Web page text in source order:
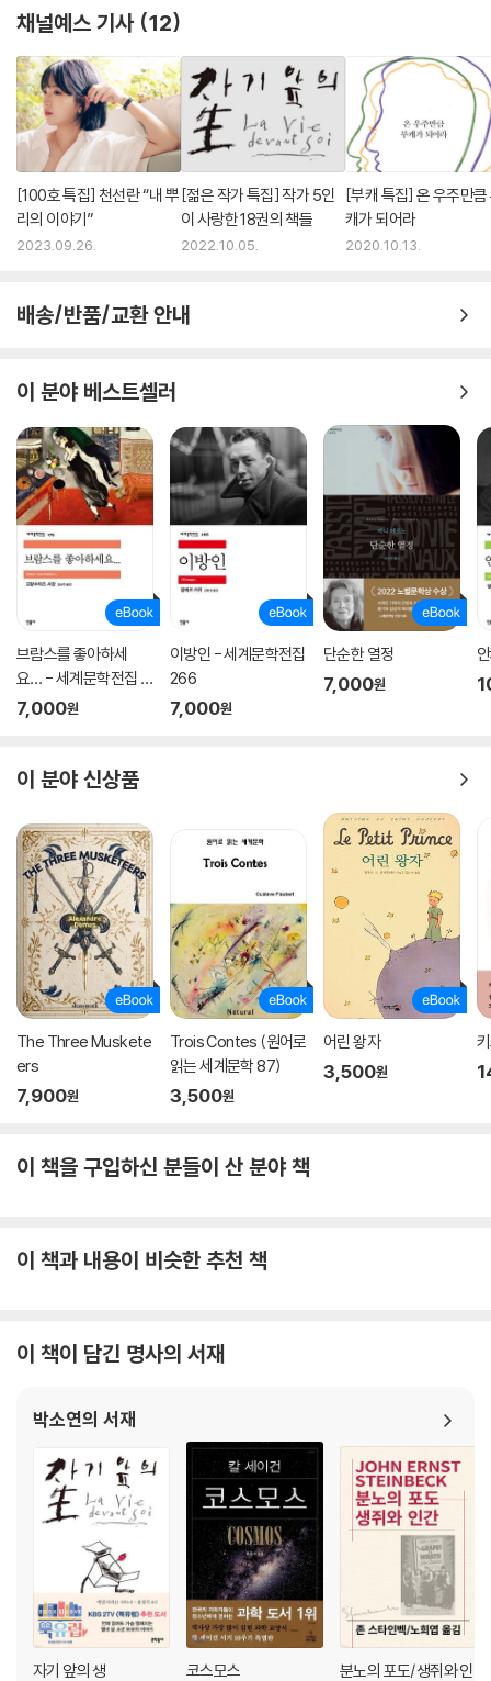
으면 좋겠다. 어쩌면 우리는 이 생을 산다는 건 땅에 소금을 뿌리거나 얼음
조각을 옮기는 일처럼 그렇게 무용한 것은 아닐지도 모른다는 그런 말들을
뜨겁게 나눌 수 있게 될지도 모를텐데. 그리고 우리는 말할 것이다. 서로에
게 용기를 줄 수 있는 그러한 사랑에 관해서.--조경란(소설가)
채널예스 기사 12
[100호 특집] 천선란 “내 뿌
리의 이야기”
2023.09.26.
[젊은 작가 특집] 작가 5인
이 사랑한 18권의 책들
2022.10.05.
[부캐 특집] 온 우주만큼
캐가 되어라
2020.10.13.
배송/반품/교환 안내
이 분야 베스트셀러
브람스를 좋아하세
요… - 세계문학전집 1
79
7,000원
이방인 - 세계문학전집
266
7,000원
단순한 열정
7,000원
이 분야 신상품
The Three Muskete
ers
7,900원
Trois Contes (원어로
읽는 세계문학 87)
3,500원
어린 왕자
3,500원
이 책을 구입하신 분들이 산 분야 책
이 책과 내용이 비슷한 추천 책
이 책이 담긴 명사의 서재
박소연의 서재
자기 앞의 생 코스모스 분노의 포도/생쥐와 인